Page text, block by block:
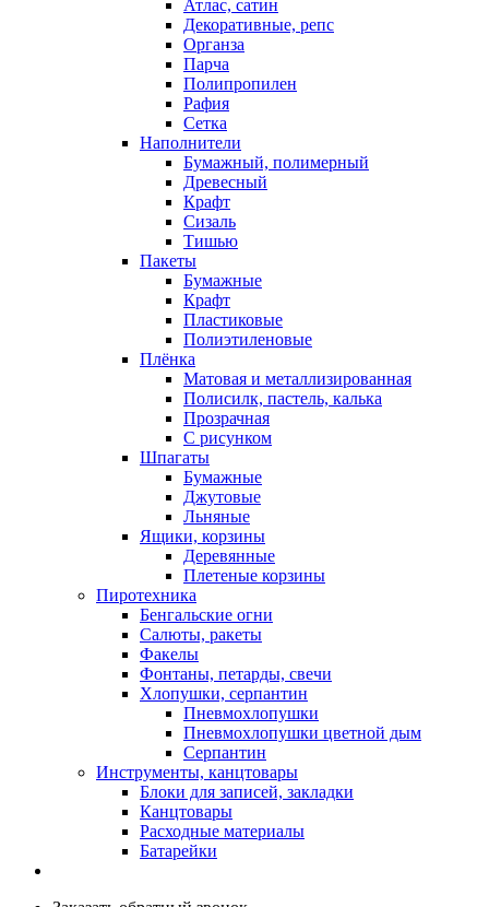
Атлас, сатин
Декоративные, репс
Органза
Парча
Полипропилен
Рафия
Сетка
Наполнители
Бумажный, полимерный
Древесный
Крафт
Сизаль
Тишью
Пакеты
Бумажные
Крафт
Пластиковые
Полиэтиленовые
Плёнка
Матовая и металлизированная
Полисилк, пастель, калька
Прозрачная
С рисунком
Шпагаты
Бумажные
Джутовые
Льняные
Ящики, корзины
Деревянные
Плетеные корзины
Пиротехника
Бенгальские огни
Салюты, ракеты
Факелы
Фонтаны, петарды, свечи
Хлопушки, серпантин
Пневмохлопушки
Пневмохлопушки цветной дым
Серпантин
Инструменты, канцтовары
Блоки для записей, закладки
Канцтовары
Расходные материалы
Батарейки